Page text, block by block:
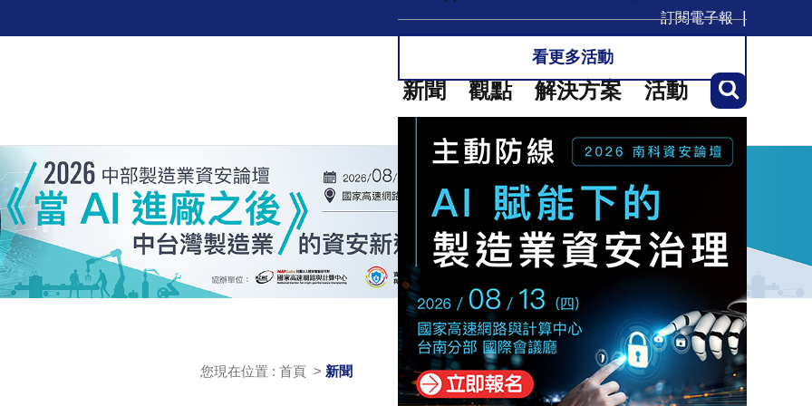
訂閱電子報
新聞 觀點 解決方案 活動
您現在位置 : 首頁 > 新聞
看更多活動